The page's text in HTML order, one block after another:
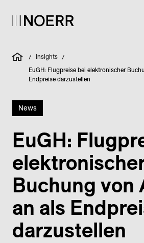
/ Insights /
EuGH: Flugpreise bei elektronischer
Endpreise darzustellen
News
EuGH:
Buchung von
an als
darzustellen